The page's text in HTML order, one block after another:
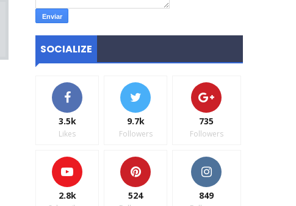
SOCIALIZE
3.5k
Likes
9.7k
Followers
735
Followers
2.8k 524 849